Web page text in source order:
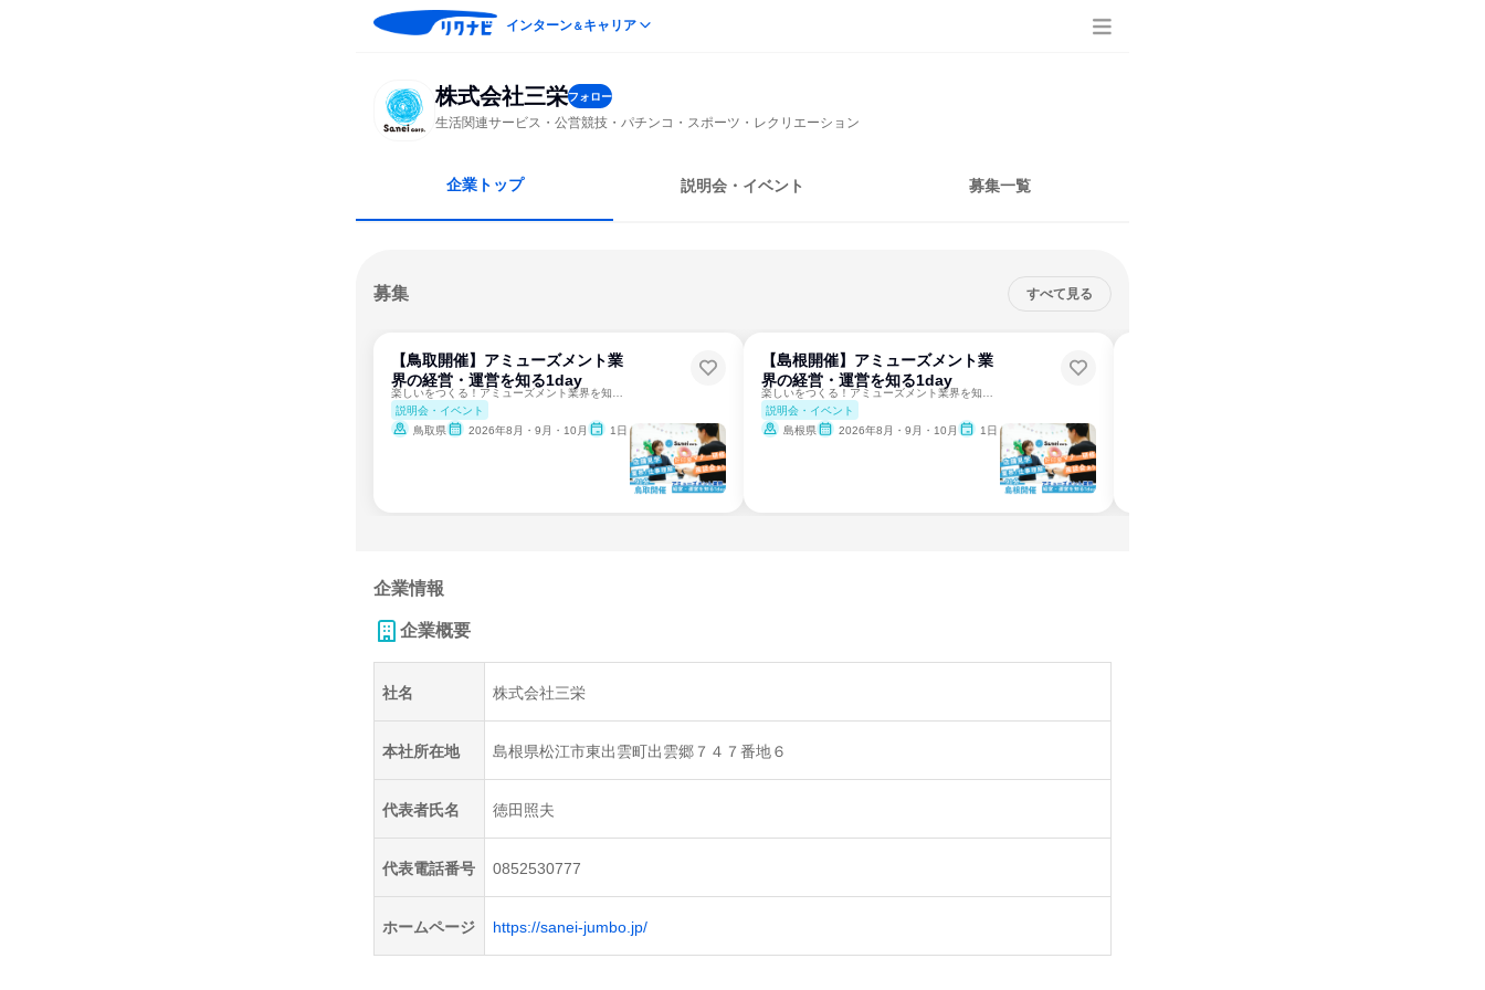
インターン＆キャリア
株式会社三栄フォロー
生活関連サービス・公営競技・パチンコ・スポーツ・レクリエーション
企業トップ 説明会・イベント 募集一覧
募集 すべて見る
【鳥取開催】アミューズメント業
界の経営・運営を知る1day
説明会・イベント
鳥取県
2026年8月・9月・10月 1日
【島根開催】アミューズメント業
界の経営・運営を知る1day
説明会・イベント
島根県
2026年8月・9月・10月 1日
企業情報
企業概要
社名 株式会社三栄
本社所在地 島根県松江市東出雲町出雲郷７４７番地６
代表者氏名 徳田照夫
代表電話番号 0852530777
ホームページ https://sanei-jumbo.jp/